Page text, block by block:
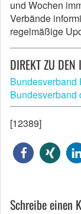
und Wochen
Verbände
regelmäßige
DIREKT ZU DEN
Bundesverband
Bundesverband
[12389]
Schreibe einen